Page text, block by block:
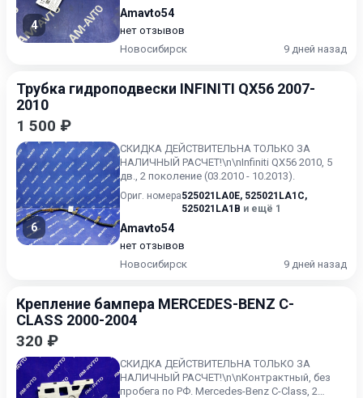
4
Amavto54
нет отзывов
Новосибирск
9 дней назад
Трубка гидроподвески INFINITI QX56 2007-
2010
1 500 ₽
6
СКИДКА ДЕЙСТВИТЕЛЬНА ТОЛЬКО ЗА
НАЛИЧНЫЙ РАСЧЕТ!\n\nInfiniti QX56 2010, 5
дв., 2 поколение (03.2010 - 10.2013).
Ориг. номера525021LA0E, 525021LA1C,
525021LA1B и ещё 1
Amavto54
нет отзывов
Новосибирск
9 дней назад
Крепление бампера MERCEDES-BENZ C-
CLASS 2000-2004
320 ₽
СКИДКА ДЕЙСТВИТЕЛЬНА ТОЛЬКО ЗА
НАЛИЧНЫЙ РАСЧЕТ!\n\nКонтрактный, без
пробега по РФ. Mercedes-Benz C-Class, 2